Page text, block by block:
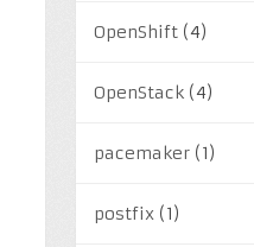
OpenShift (4)
OpenStack (4)
pacemaker (1)
postfix (1)